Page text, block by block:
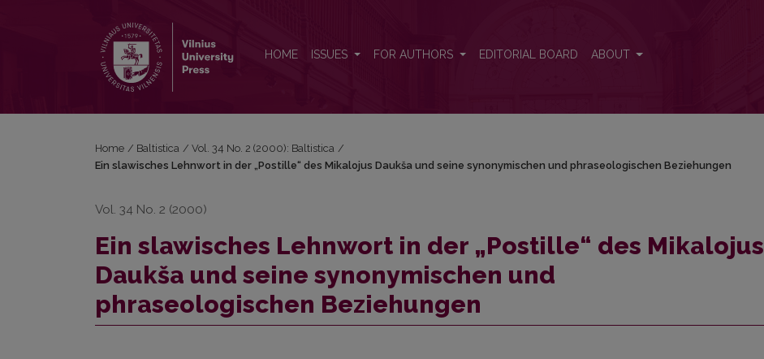
HOME ISSUES FOR AUTHORS EDITORIAL BOARD ABOUT
Home / Baltistica / Vol. 34 No. 2 (2000): Baltistica /
Ein slawisches Lehnwort in der „Postille“ des Mikalojus Daukša und seine synonymischen und phraseologischen Beziehungen
Vol. 34 No. 2 (2000)
Ein slawisches Lehnwort in der „Postille“ des Mikalojus
Daukša und seine synonymischen und
phraseologischen Beziehungen